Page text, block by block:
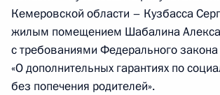
в режиме видео-конференц-связи
проведённого по поручению
Президента Российской
Президента Российской
Российской Федерации по приёму
Кемеровской области – Кузбасса
жилым помещением Шабалина
с требованиями Федерального
«О дополнительных гарантиях по
без попечения родителей».